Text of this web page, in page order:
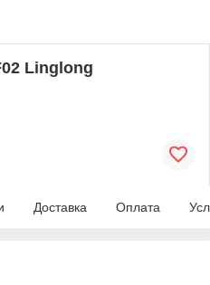
Linglong
Доставка Оплата